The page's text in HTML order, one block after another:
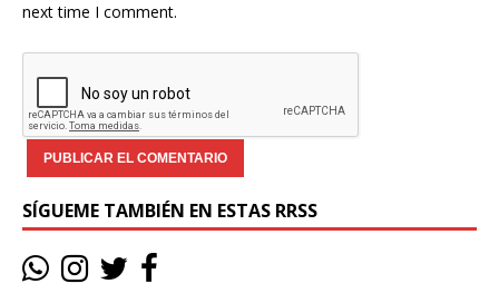
next time I comment.
SÍGUEME TAMBIÉN EN ESTAS RRSS